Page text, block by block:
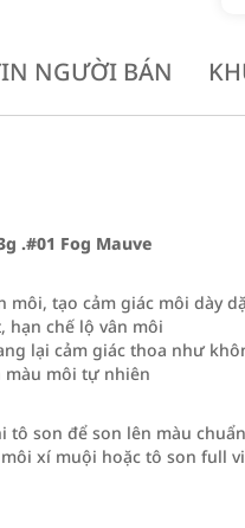
NGƯỜI BÁN
.#01 Fog Mauve
tạo cảm giác môi dày
hạn chế lộ vân môi
lại cảm giác thoa như
màu môi tự nhiên
son để son lên màu
xí muội hoặc tô son full